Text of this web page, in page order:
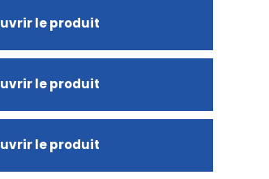
le produit
le produit
le produit